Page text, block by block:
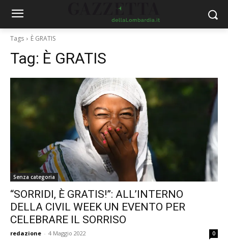
Tags È GRATIS
Tag: È GRATIS
Senza categoria
“SORRIDI, È GRATIS!”: ALL’INTERNO
DELLA CIVIL WEEK UN EVENTO PER
CELEBRARE IL SORRISO
redazione - 4 Maggio 2022 0